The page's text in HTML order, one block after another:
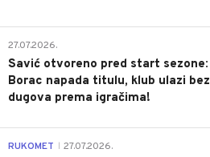
27.07.2026.
Savić otvoreno pred start sezone:
Borac napada titulu, klub ulazi bez
dugova prema igračima!
RUKOMET 27.07.2026.